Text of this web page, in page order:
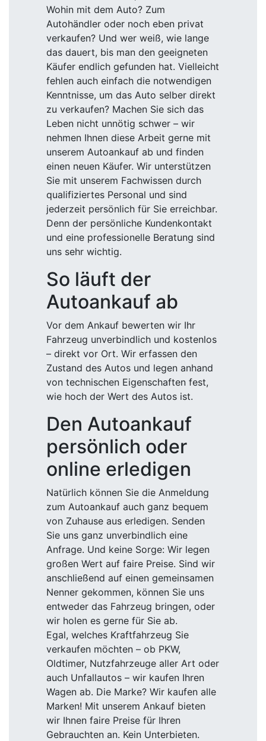
Wohin mit dem Auto? Zum
Autohändler oder noch eben privat
verkaufen? Und wer weiß, wie lange
das dauert, bis man den geeigneten
Käufer endlich gefunden hat. Vielleicht
fehlen auch einfach die notwendigen
Kenntnisse, um das Auto selber direkt
zu verkaufen? Machen Sie sich das
Leben nicht unnötig schwer – wir
nehmen Ihnen diese Arbeit gerne mit
unserem Autoankauf ab und finden
einen neuen Käufer. Wir unterstützen
Sie mit unserem Fachwissen durch
qualifiziertes Personal und sind
jederzeit persönlich für Sie erreichbar.
Denn der persönliche Kundenkontakt
und eine professionelle Beratung sind
uns sehr wichtig.
So läuft der
Autoankauf ab
Vor dem Ankauf bewerten wir Ihr
Fahrzeug unverbindlich und kostenlos
– direkt vor Ort. Wir erfassen den
Zustand des Autos und legen anhand
von technischen Eigenschaften fest,
wie hoch der Wert des Autos ist.
Den Autoankauf
persönlich oder
online erledigen
Natürlich können Sie die Anmeldung
zum Autoankauf auch ganz bequem
von Zuhause aus erledigen. Senden
Sie uns ganz unverbindlich eine
Anfrage. Und keine Sorge: Wir legen
großen Wert auf faire Preise. Sind wir
anschließend auf einen gemeinsamen
Nenner gekommen, können Sie uns
entweder das Fahrzeug bringen, oder
wir holen es gerne für Sie ab.
Egal, welches Kraftfahrzeug Sie
verkaufen möchten – ob PKW,
Oldtimer, Nutzfahrzeuge aller Art oder
auch Unfallautos – wir kaufen Ihren
Wagen ab. Die Marke? Wir kaufen alle
Marken! Mit unserem Ankauf bieten
wir Ihnen faire Preise für Ihren
Gebrauchten an. Kein Unterbieten.